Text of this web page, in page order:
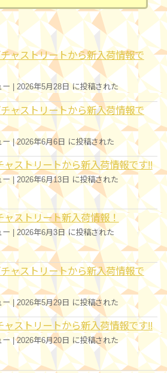
ャストリートから新入荷情報で
ー 2026年5月28日 に投稿された
ャストリートから新入荷情報で
ー|2026年6月6日 に投稿された
ャストリートから新入荷情報です!!
ー| 2026年6月13日 に投稿された
ャストリート新入荷情報！
ー |2026年6月3日 に投稿された
ャストリートから新入荷情報で
ー 2026年5月29日 に投稿された
ャストリートから新入荷情報です!!
ー|2026年6月20日 に投稿された